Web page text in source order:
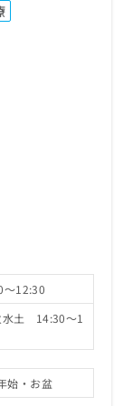
12:30
土 14:30～1
始・お盆